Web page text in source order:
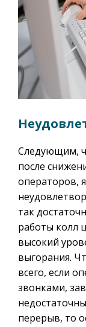
Следующим,
после
операторов,
так
работы колл
высокий
выгорания.
всего, если
звонками,
перерыв, то